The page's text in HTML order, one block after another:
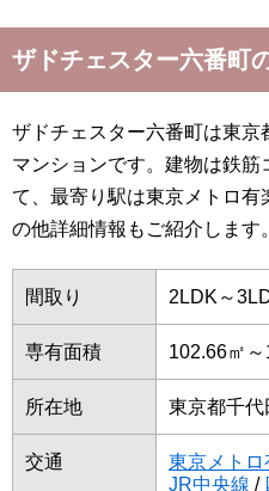
ザドチェスター六番町
ザドチェスター六番町は東
マンションです。建物は鉄
て、最寄り駅は東京メトロ
の他詳細情報もご紹介します。
間取り 2LDK～
専有面積 102.66㎡～
所在地 東京都千
交通 東京メトロ
JR中央線 /